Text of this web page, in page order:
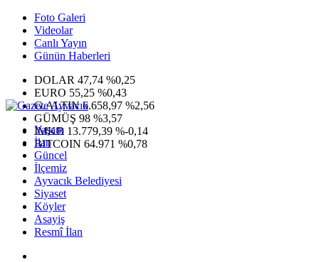
Foto Galeri
Videolar
Canlı Yayın
Günün Haberleri
DOLAR 47,74 %0,25
EURO 55,25 %0,43
G.ALTIN6.658,97 %2,56
GÜMÜŞ 98 %3,57
IMKB 13.779,39 %-0,14
BITCOIN 64.971 %0,78
Yaşam
İlan
Güncel
İlçemiz
Ayvacık Belediyesi
Siyaset
Köyler
Asayiş
Resmî İlan